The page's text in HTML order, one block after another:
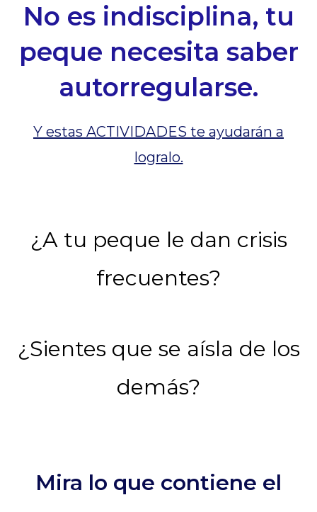
No es indisciplina, tu
peque necesita saber
autorregularse.
Y estas ACTIVIDADES te ayudarán a
logralo.
¿A tu peque le dan crisis
frecuentes?
¿Sientes que se aísla de los
demás?
Mira lo que contiene el